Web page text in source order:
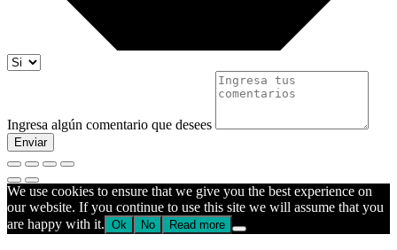
Ingresa algún comentario que desees
Enviar
We use cookies to ensure that we give you the best experience on
our website. If you continue to use this site we will assume that you
are happy with it. Ok No Read more